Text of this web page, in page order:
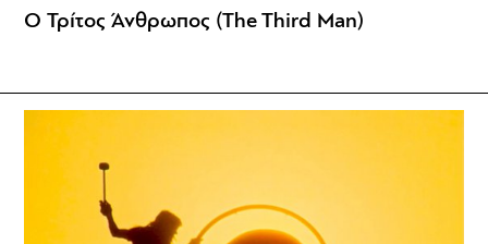
Ο Τρίτος Άνθρωπος (The Third Man)